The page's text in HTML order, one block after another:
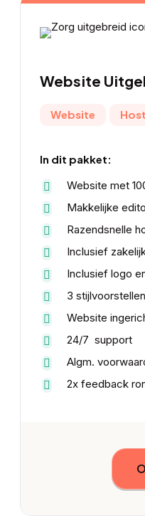
Website
Website
In dit pakket:
Website met
Makkelijke
Razendsnelle
Inclusief
Inclusief logo
3 stijlvoorstellen
Website
24/7 support
Algm.
2x feedback